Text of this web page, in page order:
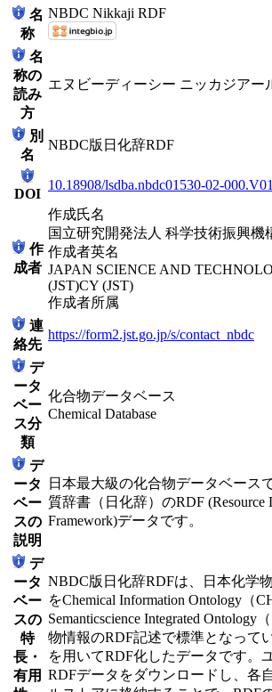
名
称
NBDC Nikkaji RDF
名
称の
読み
方
エヌビーディーシー ニッカジアー
別
名
NBDC版日化辞RDF
DOI
10.18908/lsdba.nbdc01530-02-
作
成者
作成氏名
国立研究開発法人 科学技術振興機
作成者英名
JAPAN SCIENCE AND
(JST)CY (JST)
作成者所属
連
絡先
https://form2.jst.go.jp/s/contact_nbdc
デ
ータ
ベー
ス分
類
化合物データベース
Chemical Database
デ
ータ
ベー
スの
説明
日本最大級の化合物データベース
質辞書（日化辞）のRDF (Resource
Framework)データです。
デ
ータ
ベー
スの
特
長・
有用
NBDC版日化辞RDFは、日本化学
をChemical Information Ontology（
Semanticscience Integrated Ontology
物情報のRDF記述で標準となって
を用いてRDF化したデータです。
RDFデータをダウンロードし、各